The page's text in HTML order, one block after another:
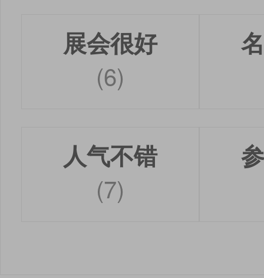
展会很好
(6)
人气不错
(7)